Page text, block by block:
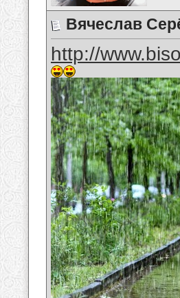
Вячеслав
http://